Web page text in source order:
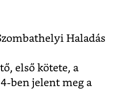
Haladás
első kötete, a
ben jelent meg a